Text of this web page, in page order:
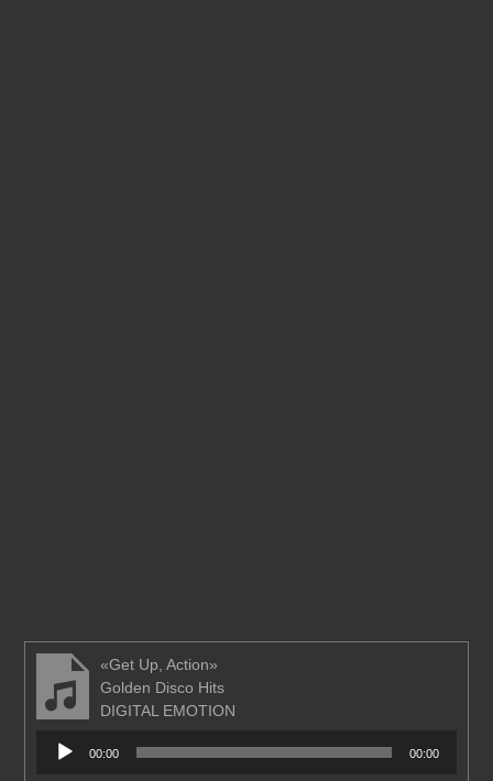
«Get Up, Action»
Golden Disco Hits
DIGITAL EMOTION
Аудиоплеер
00:00 00:00